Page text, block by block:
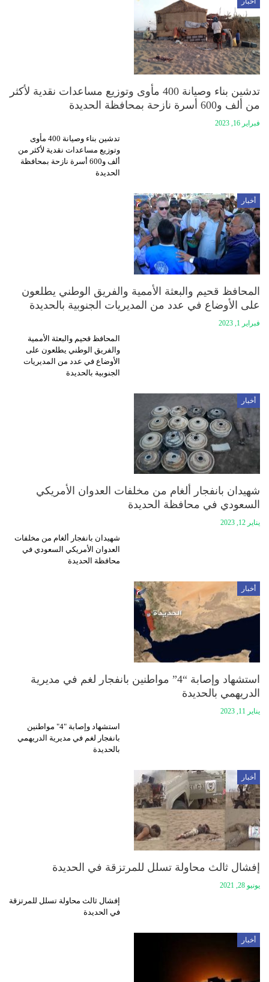
تدشين بناء وصيانة 400 مأوى وتوزيع مساعدات نقدية لأكثر
من ألف و600 أسرة نازحة بمحافظة الحديدة
فبراير 16, 2023
تدشين بناء وصيانة 400 مأوى
وتوزيع مساعدات نقدية لأكثر من
ألف و600 أسرة نازحة بمحافظة
الحديدة
أخبار
المحافظ قحيم والبعثة الأممية والفريق الوطني يطلعون
على الأوضاع في عدد من المديريات الجنوبية بالحديدة
فبراير 1, 2023
المحافظ قحيم والبعثة الأممية
والفريق الوطني يطلعون على
الأوضاع في عدد من المديريات
الجنوبية بالحديدة
أخبار
شهيدان بانفجار ألغام من مخلفات العدوان الأمريكي
السعودي في محافظة الحديدة
يناير 12, 2023
شهيدان بانفجار ألغام من مخلفات
العدوان الأمريكي السعودي في
محافظة الحديدة
أخبار
استشهاد وإصابة “4” مواطنين بانفجار لغم في مديرية
الدريهمي بالحديدة
يناير 11, 2023
استشهاد وإصابة "4" مواطنين
بانفجار لغم في مديرية الدريهمي
بالحديدة
أخبار
إفشال ثالث محاولة تسلل للمرتزقة في الحديدة
يونيو 28, 2021
إفشال ثالث محاولة تسلل للمرتزقة
في الحديدة
أخبار